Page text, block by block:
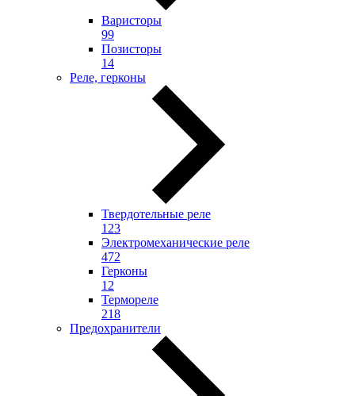
Варисторы
99
Позисторы
14
Реле, герконы
Твердотельные реле
123
Электромеханические реле
472
Герконы
12
Термореле
218
Предохранители